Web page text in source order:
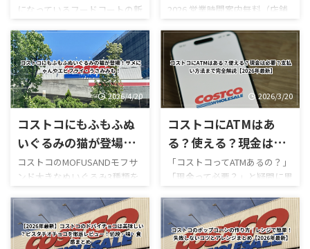
新登場！値段・カロリ
ー・口コミ・実食レビ
ューまとめ
になっているフードコートの新
作スイーツ「ほうじ茶ソフト
クリーム」が登場しました！
ほうじ茶好きにはたまらない
和スイーツで、販売開始直後か
らSNSでも話題になっていま
す。 今回は実際に食べた感想
をもとに、 値段 カロリー予想
味の特徴 ミックスとの違い 口
コミ評判 おすすめ度 まで徹底
ている方はぜひ参考にしてく
ださい。 写真付きのレビュー
が見たい方はこちらをご覧く
ださい。
https://hubmedia.co.jp/costc
o/costco-i ...
避法も紹介！
2026 営業時間案内無料（店舗
利用時）／デリバリーは別途
送料ありGW2026-COSTCO-01
GWゴールデンウィーク期間中
のコストコ営業時間と混雑状
況について詳しくはこちら GW
ゴールデンウィーク期間中の
お買い得コストコ割引セール
商品一覧はこちら GWゴールデ
ンウィーク期間中のコストコ
がゴールデンウィークにコス
トコを訪れるのは毎年の楽し
みの一つですが、この時期の
営業時間変更や混雑状況には
いつも気を遣います。特に
2026年のゴールデンウィーク
2026/4/20
コストコにもふもふぬ
いぐるみの猫が登場！
サメにゃんやエビフラ
イ・うさみみも！
コストコのMOFUSANDモフサ
ンド大きなぬいぐるみ3種類を
徹底解説｜値段・種類・口コ
ミ感想まとめ コストコ新商
品・おもちゃレビュー コスト
コのMOFUSANDモフサンド大
2026/3/20
コストコにATMはあ
る？使える？現金は必
要？支払い方法まで完
全解説【2026年最新】
「コストコってATMあるの？」
「現金って必要？」と疑問に思
ったことはありませんか？ 結
論から言うと、コストコは基本
的にキャッシュレス中心の店
舗で、ATMの設置状況や使い方